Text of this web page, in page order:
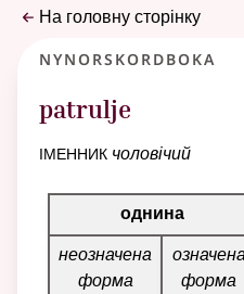
На головну сторінку
Nynorskordboka
patrulje
іменник чоловічий
Таблиця відмінювання
однина
неозначена
форма
форма